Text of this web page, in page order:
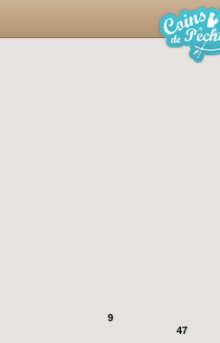
47
9